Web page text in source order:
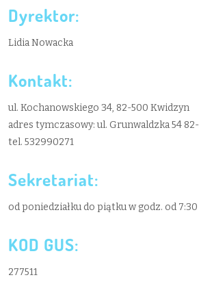
Dyrektor:
Lidia Nowacka
Kontakt:
ul. Kochanowskiego 34, 82-500 Kwidzyn
adres tymczasowy: ul. Grunwaldzka 54
tel. 532990271
Sekretariat:
od poniedziałku do piątku w godz. od 7:30
KOD GUS:
277511